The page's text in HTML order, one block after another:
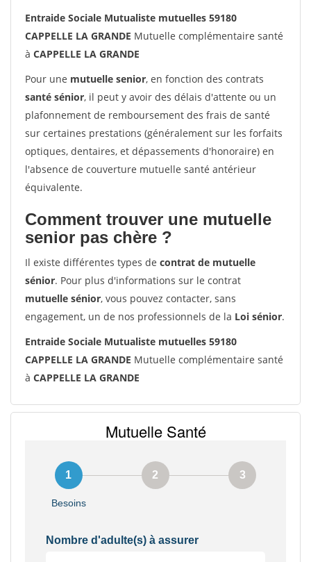
Entraide Sociale Mutualiste mutuelles 59180
CAPPELLE LA GRANDE Mutuelle complémentaire santé
à CAPPELLE LA GRANDE
Pour une mutuelle senior, en fonction des contrats
santé sénior, il peut y avoir des délais d'attente ou un
plafonnement de remboursement des frais de santé
sur certaines prestations (généralement sur les forfaits
optiques, dentaires, et dépassements d'honoraire) en
l'absence de couverture mutuelle santé antérieur
équivalente.
Comment trouver une mutuelle
senior pas chère ?
Il existe différentes types de contrat de mutuelle
sénior. Pour plus d'informations sur le contrat
mutuelle sénior, vous pouvez contacter, sans
engagement, un de nos professionnels de la Loi sénior.
Entraide Sociale Mutualiste mutuelles 59180
CAPPELLE LA GRANDE Mutuelle complémentaire santé
à CAPPELLE LA GRANDE